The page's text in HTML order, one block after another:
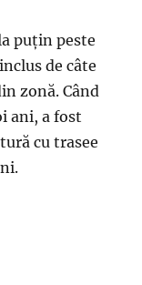
puțin peste
de câte
zonă. Când
ani, a fost
cu trasee